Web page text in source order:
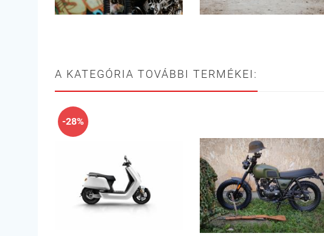
A KATEGÓRIA TOVÁBBI TERMÉKEI:
-28%